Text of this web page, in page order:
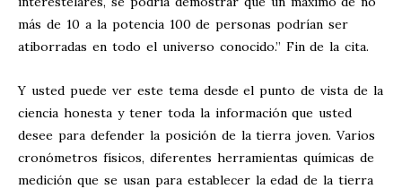
más de 10 a la potencia 100 de personas podrían ser
atiborradas en todo el universo conocido.” Fin de la cita.
Y usted puede ver este tema desde el punto de vista de la
ciencia honesta y tener toda la información que usted
desee para defender la posición de la tierra joven. Varios
cronómetros físicos, diferentes herramientas químicas de
medición que se usan para establecer la edad de la tierra